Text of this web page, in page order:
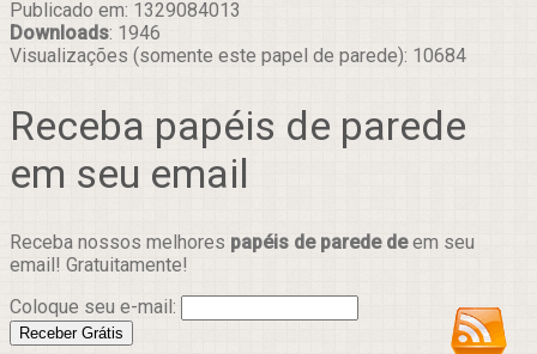
Publicado em: 1329084013
Downloads: 1946
Visualizações (somente este papel de parede): 10684
Receba papéis de parede
em seu email
Receba nossos melhores papéis de parede deem seu
email! Gratuitamente!
Coloque seu e-mail: